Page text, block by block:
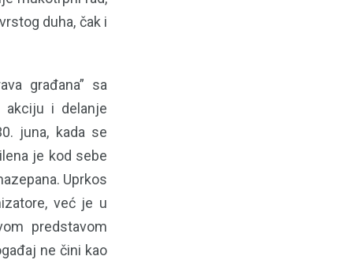
duha, čak i
građana” sa
akciju i delanje
juna, kada se
je kod sebe
Uprkos
već je u
predstavom
ne čini kao